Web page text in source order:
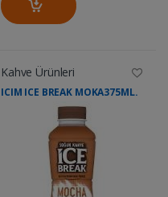
Kahve Ürünleri
ICIM ICE BREAK MOKA375ML.